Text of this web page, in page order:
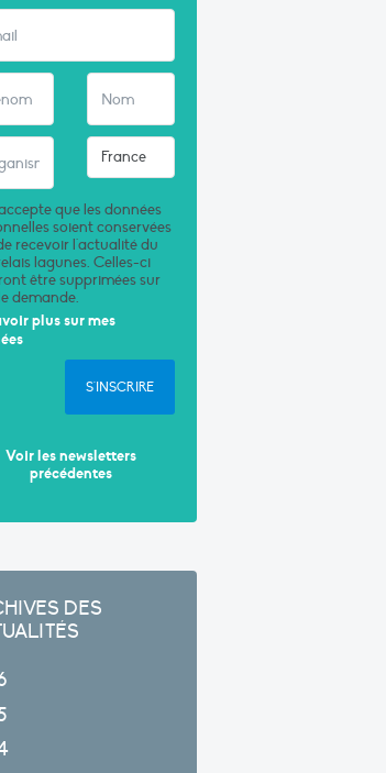
que les données
soient conservées
recevoir l'actualité du
lagunes. Celles-ci
être supprimées sur
demande.
plus sur mes
S'INSCRIRE
Voir les newsletters
précédentes
DES